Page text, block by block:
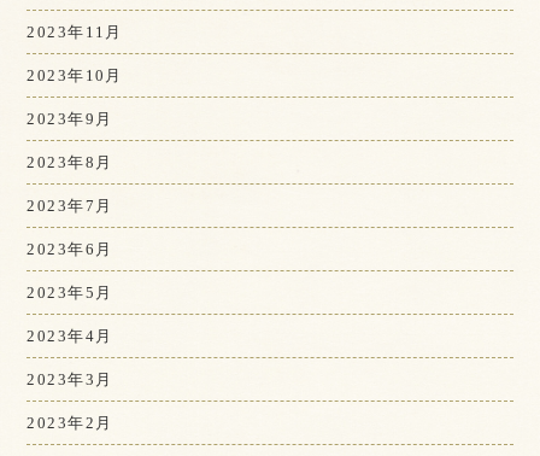
2023年11月
2023年10月
2023年9月
2023年8月
2023年7月
2023年6月
2023年5月
2023年4月
2023年3月
2023年2月